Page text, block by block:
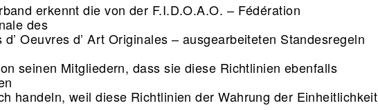
erkennt die von der F.I.D.O.A.O. – Fédération
des
d’ Oeuvres d’ Art Originales – ausgearbeiteten Standesregeln
seinen Mitgliedern, dass sie diese Richtlinien ebenfalls
handeln, weil diese Richtlinien der Wahrung der Einheitlichkeit